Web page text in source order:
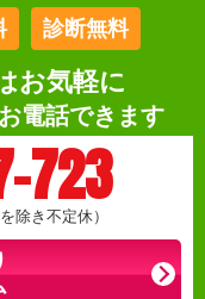
診断無料
お気軽に
電話できます
723
除き不定休）